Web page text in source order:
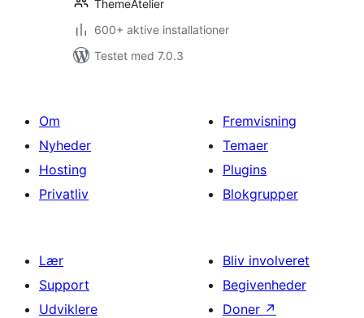
ThemeAtelier
600+ aktive installationer
Testet med 7.0.3
Om
Nyheder
Hosting
Privatliv
Fremvisning
Temaer
Plugins
Blokgrupper
Lær
Support
Udviklere
Bliv involveret
Begivenheder
Doner ↗